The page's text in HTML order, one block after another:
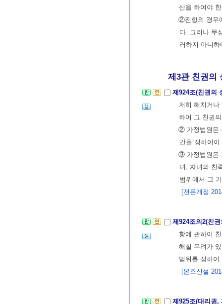
산을 하여야
②전항의 경우
다. 그러나 무
러하지 아니하
제3관 친권의
제924조(친권의
저히 해치거
하여 그 친권
② 가정법원은
간을 정하여
③ 가정법원은
녀, 자녀의 친
범위에서 그
[전문개정
제924조의2(친
항에 관하여
해칠 우려가
범위를 정하
[본조신설
제925조(대리권